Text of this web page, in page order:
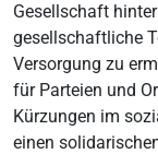
Gesellschaft
gesellschaftliche
Versorgung zu
für Parteien und
Kürzungen im
einen